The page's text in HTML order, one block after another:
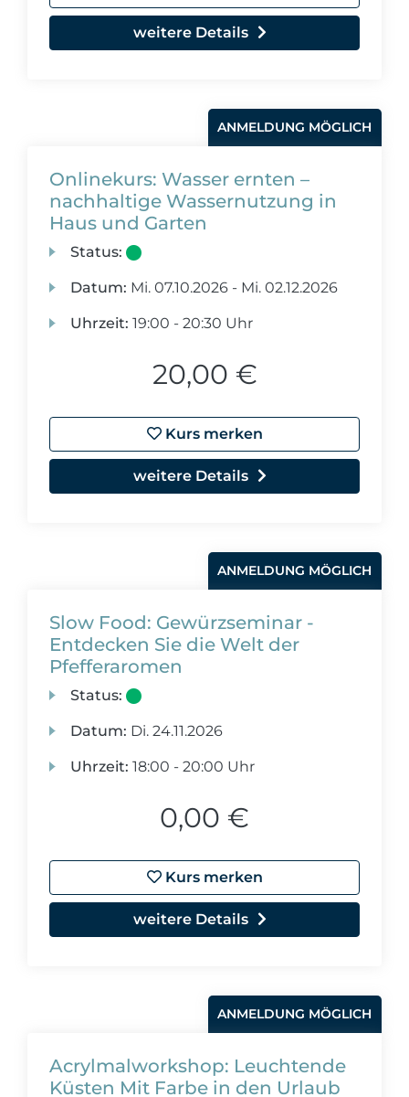
weitere Details
ANMELDUNG MÖGLICH
Onlinekurs: Wasser ernten –
nachhaltige Wassernutzung in
Haus und Garten
Status:
Datum: Mi. 07.10.2026 - Mi. 02.12.2026
Uhrzeit: 19:00 - 20:30 Uhr
20,00 €
Kurs merken
weitere Details
ANMELDUNG MÖGLICH
Slow Food: Gewürzseminar -
Entdecken Sie die Welt der
Pfefferaromen
Status:
Datum: Di. 24.11.2026
Uhrzeit: 18:00 - 20:00 Uhr
0,00 €
Kurs merken
weitere Details
ANMELDUNG MÖGLICH
Acrylmalworkshop: Leuchtende
Küsten Mit Farbe in den Urlaub